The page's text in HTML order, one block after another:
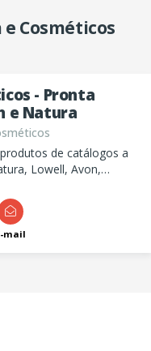
Cosméticos
- Pronta
e Natura
de catálogos a
Lowell, Avon,
Rainha, Jequiti, Mary
Mawal e muito mais.
mail